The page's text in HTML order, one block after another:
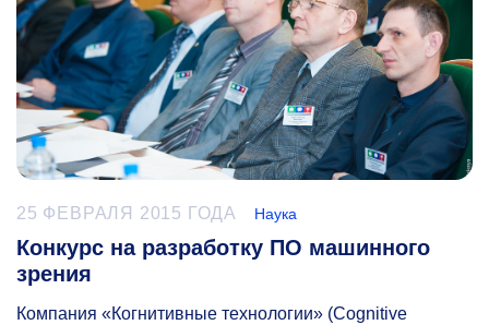
25 ФЕВРАЛЯ 2015 ГОДА Наука
Конкурс на разработку ПО машинного
зрения
Компания «Когнитивные технологии» (Cognitive